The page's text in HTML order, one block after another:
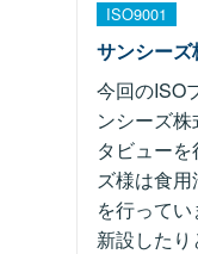
ISO9001
サンシー
今回のISO
ンシーズ
タビュー
ズ様は食
を行って
新設した